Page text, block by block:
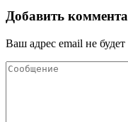
Добавить
Ваш адрес email не